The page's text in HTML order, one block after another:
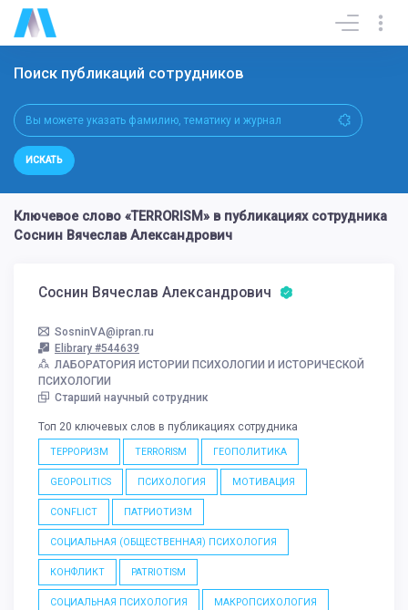
Поиск публикаций сотрудников
ИСКАТЬ
Ключевое слово «TERRORISM» в публикациях сотрудника
Соснин Вячеслав Александрович
Соснин Вячеслав Александрович
SosninVA@ipran.ru
Elibrary #544639
ЛАБОРАТОРИЯ ИСТОРИИ ПСИХОЛОГИИ И ИСТОРИЧЕСКОЙ
ПСИХОЛОГИИ
Старший научный сотрудник
Топ 20 ключевых слов в публикациях сотрудника
ТЕРРОРИЗМ TERRORISM ГЕОПОЛИТИКА
GEOPOLITICS ПСИХОЛОГИЯ МОТИВАЦИЯ
CONFLICT ПАТРИОТИЗМ
СОЦИАЛЬНАЯ (ОБЩЕСТВЕННАЯ) ПСИХОЛОГИЯ
КОНФЛИКТ PATRIOTISM
СОЦИАЛЬНАЯ ПСИХОЛОГИЯ МАКРОПСИХОЛОГИЯ